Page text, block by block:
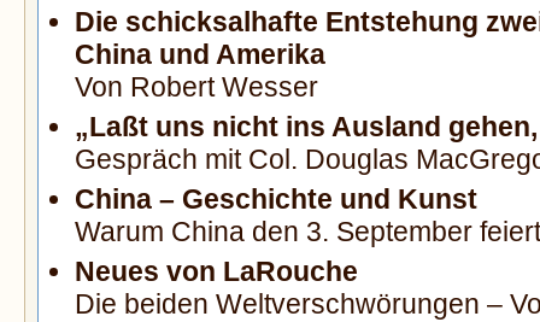
Die schicksalhafte Entstehung
China und Amerika
Von Robert Wesser
„Laßt uns nicht ins Ausland
Gespräch mit Col. Douglas
China – Geschichte und Kunst
Warum China den 3. September feiert
Neues von LaRouche
Die beiden Weltverschwörungen –